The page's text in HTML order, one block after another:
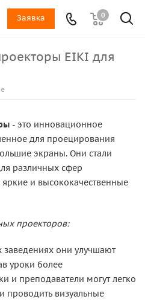
0
Заявка
- это инновационное
для проецирования
экраны. Они стали
различных сфер
яркие и высококачественные
проекторов:
заведениях они улучшают
уроки более
и преподаватели могут легко
проводить визуальные